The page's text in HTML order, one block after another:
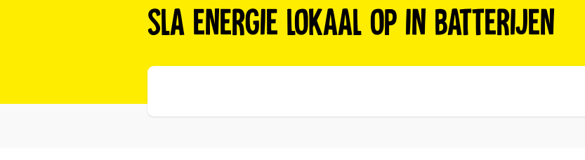
Sla energie lokaal op in batterijen